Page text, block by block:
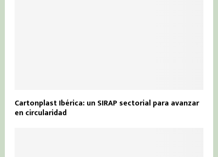
Cartonplast Ibérica: un SIRAP sectorial para avanzar
en circularidad